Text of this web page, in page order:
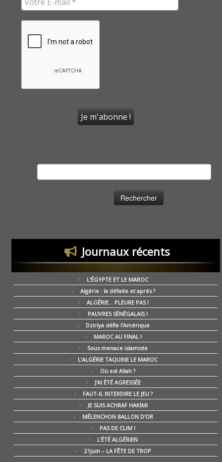
Journaux récents
L’ÉGYPTE ET LE MAROC
Algérie : la défaite et après ?
ALGÉRIE… PLEURE PAS !
PAUVRES SÉNÉGALAIS !
Dziriya défie l’Amérique
MAROC AU FINAL !
Sous menace islamiste
L’ALGÉRIE TAQUINE LE MAROC
Où est Allah ?
J’AI ÉTÉ AGRESSÉE
FAUT-IL INTERDIRE LE JEU ?
JE SUIS ACHRAF HAKIMI
MÉLENCHON BALLON D’OR
PAS DE CLIM !
L’ÉTÉ ALGÉRIEN
21juin – LA FÊTE DE TROP